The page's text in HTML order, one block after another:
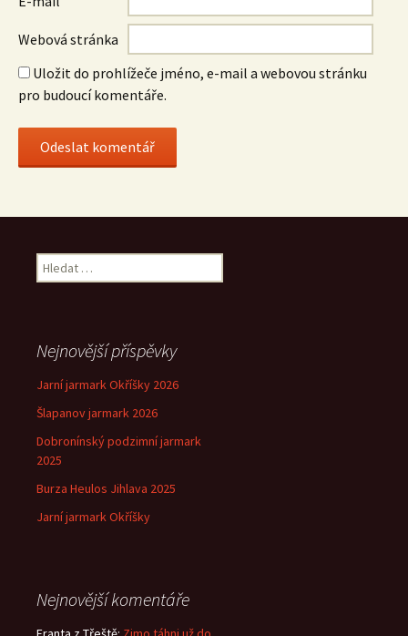
Webová stránka
Uložit do prohlížeče jméno, e-mail a webovou stránku
pro budoucí komentáře.
Vyhledávání
Nejnovější příspěvky
Jarní jarmark Okříšky 2026
Šlapanov jarmark 2026
Dobronínský podzimní jarmark
2025
Burza Heulos Jihlava 2025
Jarní jarmark Okříšky
Nejnovější komentáře